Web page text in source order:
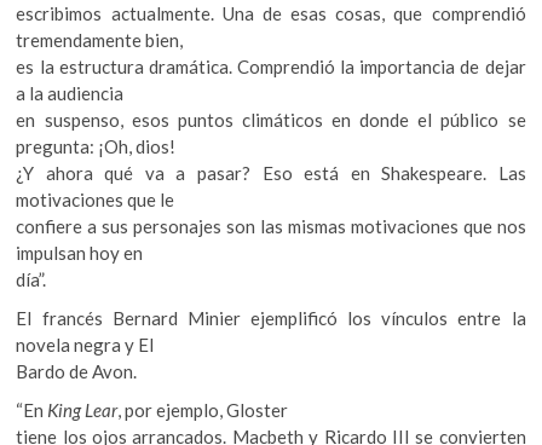
escribimos actualmente. Una de esas cosas, que comprendió
tremendamente bien,
es la estructura dramática. Comprendió la importancia de dejar
a la audiencia
en suspenso, esos puntos climáticos en donde el público se
pregunta: ¡Oh, dios!
¿Y ahora qué va a pasar? Eso está en Shakespeare. Las
motivaciones que le
confiere a sus personajes son las mismas motivaciones que nos
impulsan hoy en
día”.
El francés Bernard Minier ejemplificó los vínculos entre la
novela negra y El
Bardo de Avon.
“En King Lear, por ejemplo, Gloster
tiene los ojos arrancados. Macbeth y Ricardo III se convierten